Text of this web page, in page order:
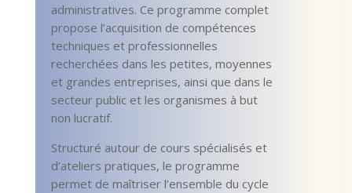
administratives. Ce programme complet
propose l’acquisition de compétences
techniques et professionnelles
recherchées dans les petites, moyennes
et grandes entreprises, ainsi que dans le
secteur public et les organismes à but
non lucratif.
Structuré autour de cours spécialisés et
d’ateliers pratiques, le programme
permet de maîtriser l’ensemble du cycle